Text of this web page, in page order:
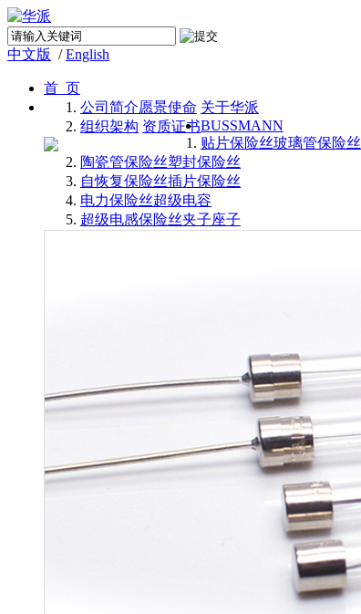
中文版 /English
首 页
关于华派
公司简介愿景使命
组织架构 资质证书BUSSMANN
贴片保险丝玻璃管保险丝
陶瓷管保险丝塑封保险丝
自恢复保险丝插片保险丝
电力保险丝超级电容
超级电感保险丝夹子座子